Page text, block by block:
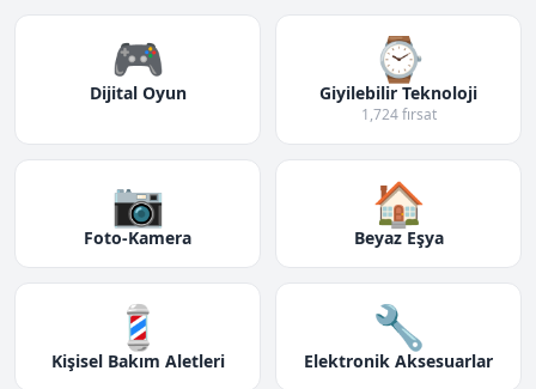
🎮
Dijital Oyun
⌚
Giyilebilir Teknoloji
1,724 fırsat
📷
Foto-Kamera
🏠
Beyaz Eşya
💈
Kişisel Bakım Aletleri
🔧
Elektronik Aksesuarlar